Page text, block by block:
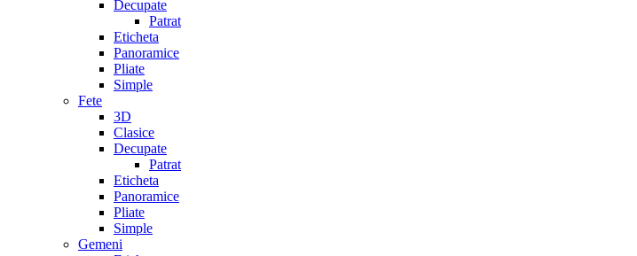
Decupate
Patrat
Eticheta
Panoramice
Pliate
Simple
Fete
3D
Clasice
Decupate
Patrat
Eticheta
Panoramice
Pliate
Simple
Gemeni